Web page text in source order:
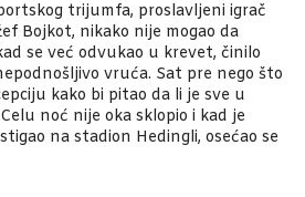
trijumfa, proslavljeni igrač
Bojkot, nikako nije mogao da
se već odvukao u krevet, činilo
vruća. Sat pre nego što
kako bi pitao da li je sve u
noć nije oka sklopio i kad je
na stadion Hedingli, osećao se